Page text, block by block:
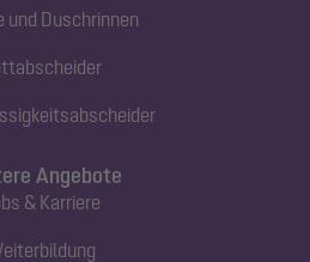
und Duschrinnen
Angebote
& Karriere